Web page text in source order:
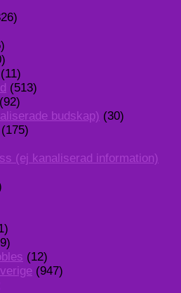
(11)
(513)
(92)
budskap) (30)
(175)
(ej kanaliserad information)
(12)
(947)